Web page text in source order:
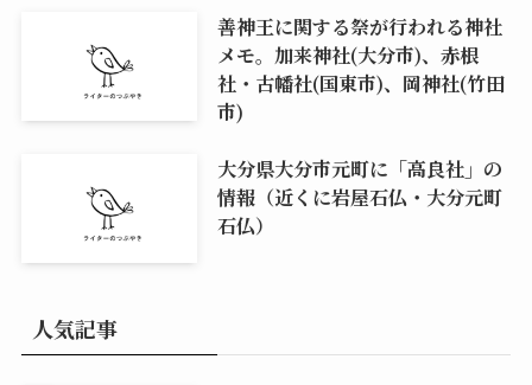
善神王に関する祭が行われる神社
メモ。加来神社(大分市)、赤根
社・古幡社(国東市)、岡神社(竹田
市)
大分県大分市元町に「高良社」の
情報（近くに岩屋石仏・大分元町
石仏）
人気記事